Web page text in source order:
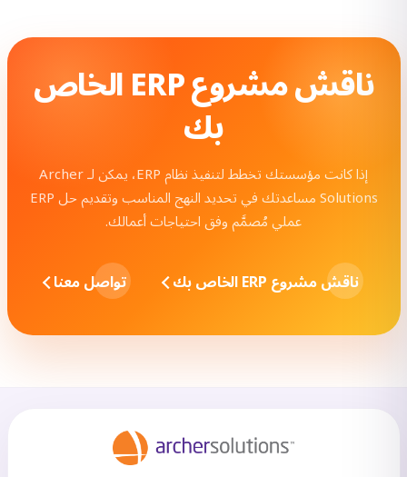
ناقش مشروع ERP الخاص
بك
إذا كانت مؤسستك تخطط لتنفيذ نظام ERP، يمكن لـ Archer
Solutions مساعدتك في تحديد النهج المناسب وتقديم حل ERP
عملي مُصمَّم وفق احتياجات أعمالك.
ناقش مشروع ERP الخاص بك تواصل معنا